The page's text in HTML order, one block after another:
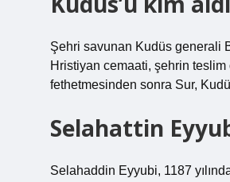
Şehri savunan Kudüs generali
Hristiyan cemaati, şehrin teslim
fethetmesinden sonra Sur,
Selahattin
Selahaddin Eyyubi, 1187